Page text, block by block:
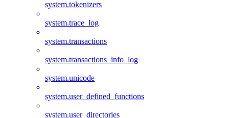
system.tokenizers
system.trace_log
system.transactions
system.transactions_info_log
system.unicode
system.user_defined_functions
system.user_directories